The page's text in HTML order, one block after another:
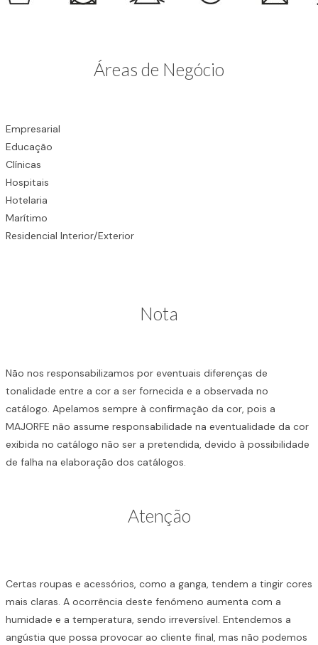
Áreas de Negócio
Empresarial
Educação
Clínicas
Hospitais
Hotelaria
Marítimo
Residencial Interior/Exterior
Nota
Não nos responsabilizamos por eventuais diferenças de
tonalidade entre a cor a ser fornecida e a observada no
catálogo. Apelamos sempre à confirmação da cor, pois a
MAJORFE não assume responsabilidade na eventualidade da cor
exibida no catálogo não ser a pretendida, devido à possibilidade
de falha na elaboração dos catálogos.
Atenção
Certas roupas e acessórios, como a ganga, tendem a tingir cores
mais claras. A ocorrência deste fenómeno aumenta com a
humidade e a temperatura, sendo irreversível. Entendemos a
angústia que possa provocar ao cliente final, mas não podemos